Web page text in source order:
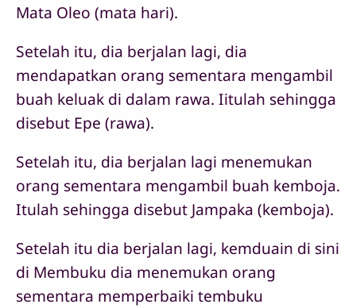
Mata Oleo (mata hari).
Setelah itu, dia berjalan lagi, dia
mendapatkan orang sementara mengambil
buah keluak di dalam rawa. Iitulah sehingga
disebut Epe (rawa).
Setelah itu, dia berjalan lagi menemukan
orang sementara mengambil buah kemboja.
Itulah sehingga disebut Jampaka (kemboja).
Setelah itu dia berjalan lagi, kemduain di sini
di Membuku dia menemukan orang
sementara memperbaiki tembuku